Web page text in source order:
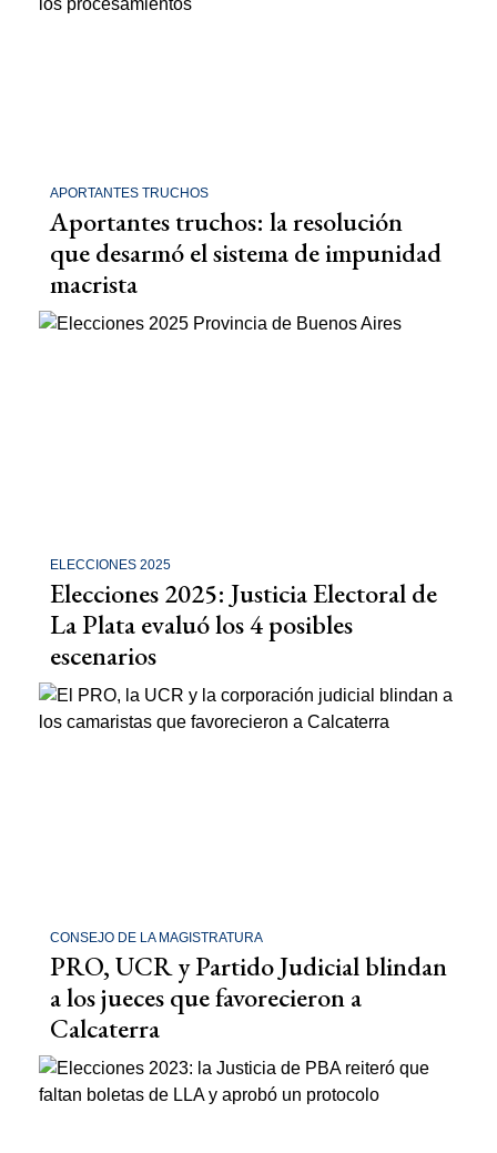
APORTANTES TRUCHOS
Aportantes truchos: la resolución
que desarmó el sistema de impunidad
macrista
ELECCIONES 2025
Elecciones 2025: Justicia Electoral de
La Plata evaluó los 4 posibles
escenarios
CONSEJO DE LA MAGISTRATURA
PRO, UCR y Partido Judicial blindan
a los jueces que favorecieron a
Calcaterra